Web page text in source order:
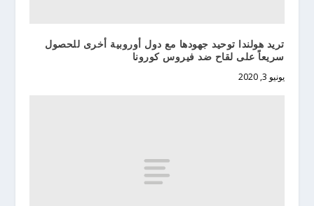
تريد هولندا توحيد جهودها مع دول أوروبية أخرى للحصول
سريعاً على لقاح ضد فيروس كورونا
يونيو 3, 2020